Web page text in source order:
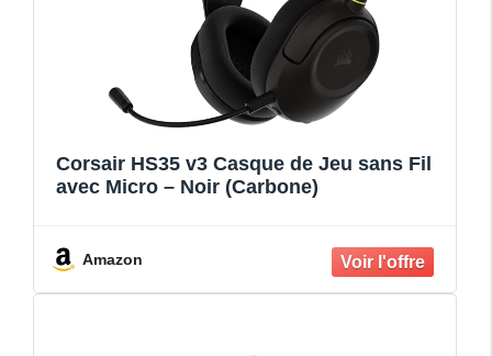
Corsair HS35 v3 Casque de Jeu sans Fil
avec Micro – Noir (Carbone)
Amazon